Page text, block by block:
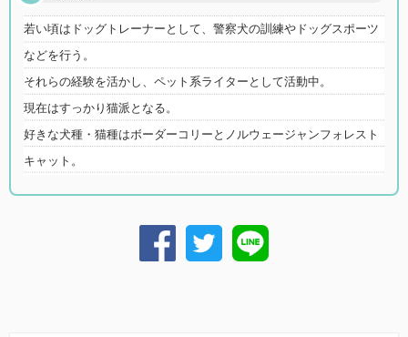
若い頃はドッグトレーナーとして、警察犬の訓練やドッグスポーツ
などを行う。
それらの経験を活かし、ペット系ライターとして活動中。
現在はすっかり猫派となる。
好きな犬種・猫種はボーダーコリーとノルウェージャンフォレスト
キャット。